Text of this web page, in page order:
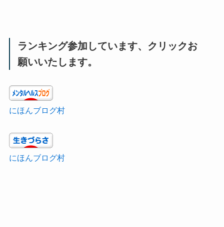
ランキング参加しています、クリックお
願いいたします。
にほんブログ村
にほんブログ村